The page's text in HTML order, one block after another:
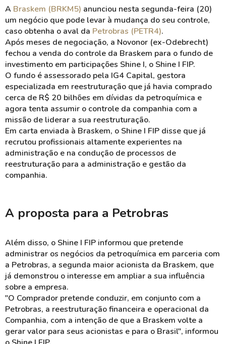
A Braskem (BRKM5) anunciou nesta segunda-feira (20)
um negócio que pode levar à mudança do seu controle,
caso obtenha o aval da Petrobras (PETR4).
Após meses de negociação, a Novonor (ex-Odebrecht)
fechou a venda do controle da Braskem para o fundo de
investimento em participações Shine I, o Shine I FIP.
O fundo é assessorado pela IG4 Capital, gestora
especializada em reestruturação que já havia comprado
cerca de R$ 20 bilhões em dívidas da petroquímica e
agora tenta assumir o controle da companhia com a
missão de liderar a sua reestruturação.
Em carta enviada à Braskem, o Shine I FIP disse que já
recrutou profissionais altamente experientes na
administração e na condução de processos de
reestruturação para a administração e gestão da
companhia.
A proposta para a Petrobras
Além disso, o Shine I FIP informou que pretende
administrar os negócios da petroquímica em parceria com
a Petrobras, a segunda maior acionista da Braskem, que
já demonstrou o interesse em ampliar a sua influência
sobre a empresa.
"O Comprador pretende conduzir, em conjunto com a
Petrobras, a reestruturação financeira e operacional da
Companhia, com a intenção de que a Braskem volte a
gerar valor para seus acionistas e para o Brasil", informou